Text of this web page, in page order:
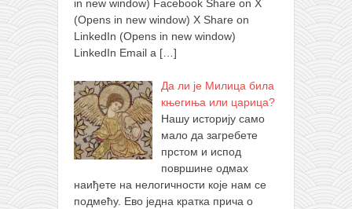
in new window) Facebook Share on X
(Opens in new window) X Share on
LinkedIn (Opens in new window)
LinkedIn Email a […]
Да ли је Милица била
књегиња или царица?
Нашу историју само
мало да загребете
прстом и испод
површине одмах
наиђете на нелогичности које нам се
подмећу. Ево једна кратка прича о